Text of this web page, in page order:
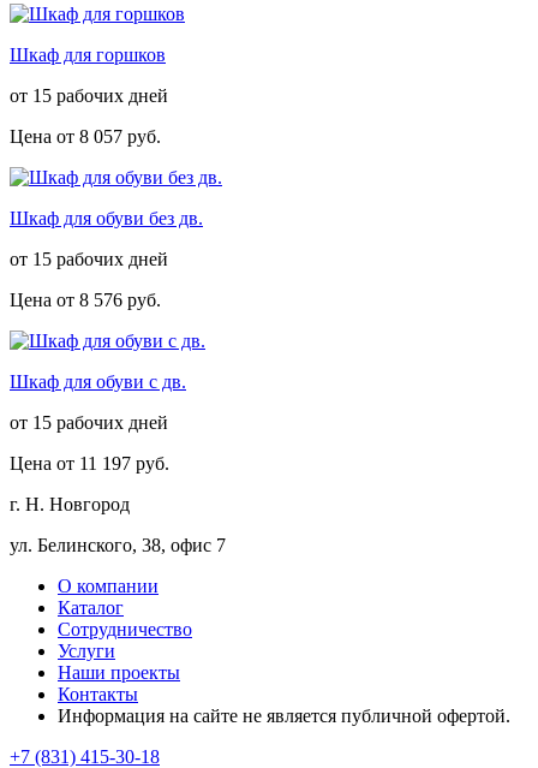
Шкаф для горшков
от 15 рабочих дней
Цена от 8 057 руб.
Шкаф для обуви без дв.
от 15 рабочих дней
Цена от 8 576 руб.
Шкаф для обуви с дв.
от 15 рабочих дней
Цена от 11 197 руб.
г. Н. Новгород
ул. Белинского, 38, офис 7
О компании
Каталог
Сотрудничество
Услуги
Наши проекты
Контакты
Информация на сайте не является публичной офертой.
+7 (831) 415-30-18